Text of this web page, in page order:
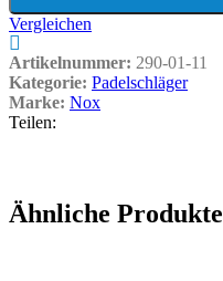
Vergleichen
Artikelnummer: 290-01-11
Kategorie: Padelschläger
Marke: Nox
Teilen:
Ähnliche Produkte